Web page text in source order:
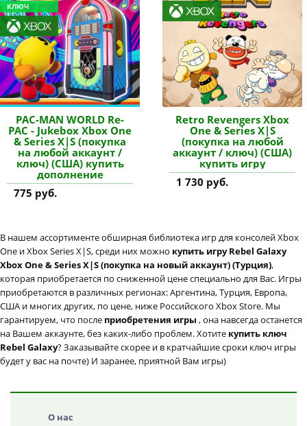
КЛЮЧ
PAC-MAN WORLD Re-
PAC - Jukebox Xbox One
& Series X|S (покупка
на любой аккаунт /
ключ) (США) купить
дополнение
775 руб.
Retro Revengers Xbox
One & Series X|S
(покупка на любой
аккаунт / ключ) (США)
купить игру
1 730 руб.
В нашем ассортименте обширная библиотека игр для консолей Xbox
One и Xbox Series X|S, среди них можно купить игру Rebel Galaxy
Xbox One & Series X|S (покупка на новый аккаунт) (Турция),
которая приобретается по сниженной цене специально для Вас. Игры
приобретаются в различных регионах: Аргентина, Турция, Европа,
США и многих других, по цене, ниже Российского Xbox Store. Мы
гарантируем, что после приобретения игры , она навсегда останется
на Вашем аккаунте, без каких-либо проблем. Хотите купить ключ
Rebel Galaxy? Заказывайте скорее и в кратчайшие сроки ключ игры
будет у вас на почте) И заранее, приятной Вам игры)
О нас